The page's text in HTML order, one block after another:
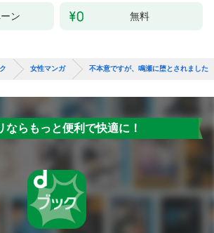
ン 無料
女性マンガ 不本意ですが、鳴瀬に堕とされました
ならもっと便利で快適に！